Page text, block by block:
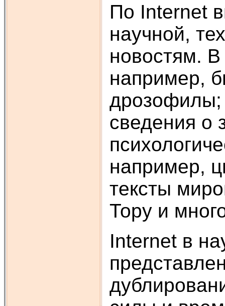
По Internet
научной,
новостям.
например,
дрозофилы;
сведения о
например,
тексты
Тору и
Internet в